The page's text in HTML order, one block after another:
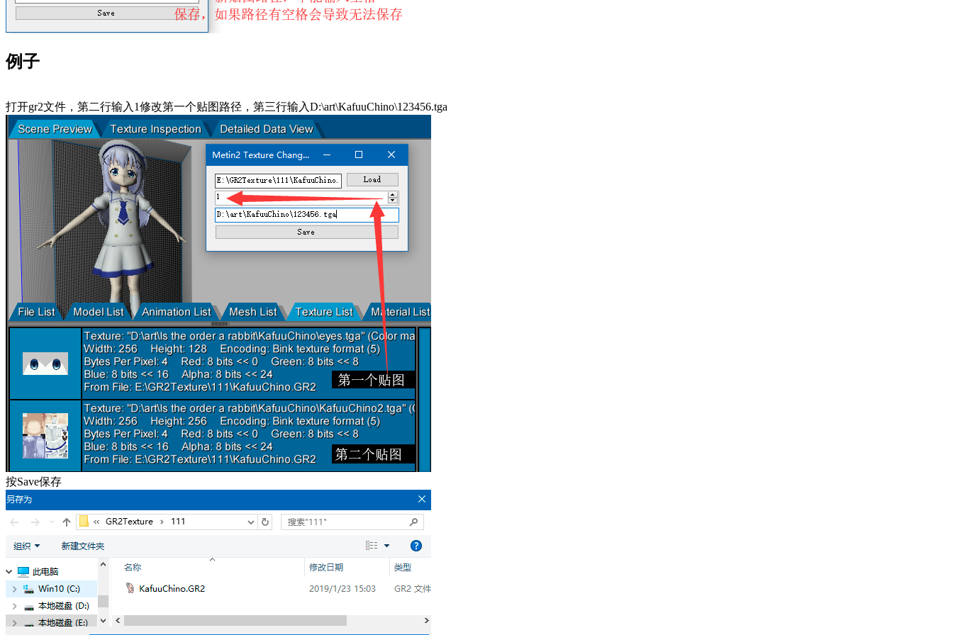
例子
打开gr2文件，第二行输入1修改第一个贴图路径，第三行输入D:\art\KafuuChino\123456.tga
按Save保存